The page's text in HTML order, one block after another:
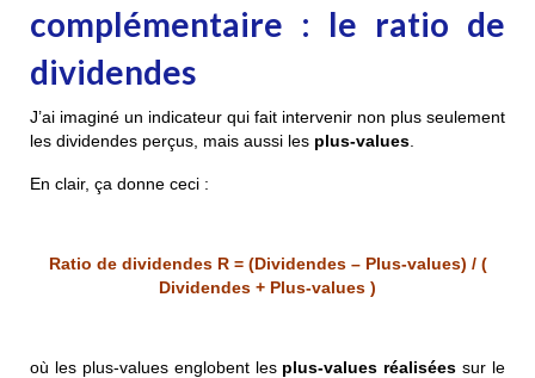
complémentaire : le ratio de
dividendes
J’ai imaginé un indicateur qui fait intervenir non plus seulement
les dividendes perçus, mais aussi les plus-values
En clair, ça donne ceci :
Ratio de dividendes R = (Dividendes – Plus-values) / (
Dividendes + Plus-values )
où les plus-values englobent lesplus-values réalisées sur le